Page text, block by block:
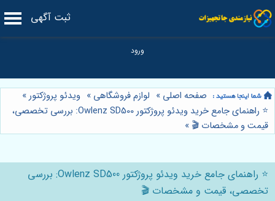
ثبت آگهی
صفحه اصلی » لوازم فروشگاهی » ویدئو پروژکتور»
⭐️ راهنمای جامع خرید ویدئو پروژکتور Owlenz SD500: بررسی تخصصی،
قیمت و مشخصات 🎬 »
⭐️ راهنمای جامع خرید ویدئو پروژکتور Owlenz SD500: بررسی
تخصصی، قیمت و مشخصات 🎬